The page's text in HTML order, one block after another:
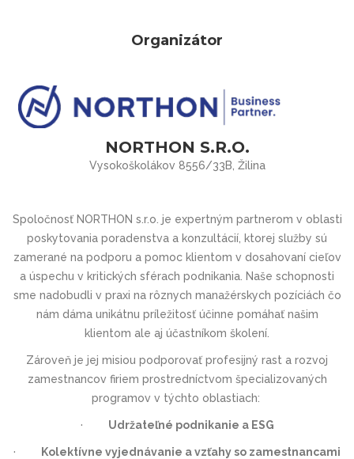
Organizátor
NORTHON S.R.O.
Vysokoškolákov 8556/33B, Žilina
Spoločnosť NORTHON s.r.o. je expertným partnerom v oblasti
poskytovania poradenstva a konzultácií, ktorej služby sú
zamerané na podporu a pomoc klientom v dosahovaní cieľov
a úspechu v kritických sférach podnikania. Naše schopnosti
sme nadobudli v praxi na rôznych manažérskych pozíciách čo
nám dáma unikátnu príležitosť účinne pomáhať našim
klientom ale aj účastníkom školení.
Zároveň je jej misiou podporovať profesijný rast a rozvoj
zamestnancov firiem prostredníctvom špecializovaných
programov v týchto oblastiach:
· Udržateľné podnikanie a ESG
· Kolektívne vyjednávanie a vzťahy so zamestnancami